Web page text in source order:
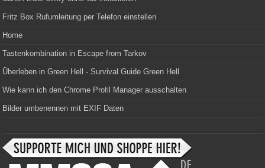
Fritz Box Rufumleitung per Telefon einstellen
Home
Tastenkombination in Escape from Tarkov
Überleben in Green Hell - Survival Guide Green Hell
Wie kann ich den Chrome Profil Manager ausschalten
Bilder umbenennen mit EXIF Daten